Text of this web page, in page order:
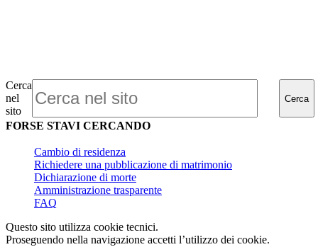
Cerca
nel
sito
Cerca
FORSE STAVI CERCANDO
Cambio di residenza
Richiedere una pubblicazione di matrimonio
Dichiarazione di morte
Amministrazione trasparente
FAQ
Questo sito utilizza cookie tecnici.
Proseguendo nella navigazione accetti l’utilizzo dei cookie.